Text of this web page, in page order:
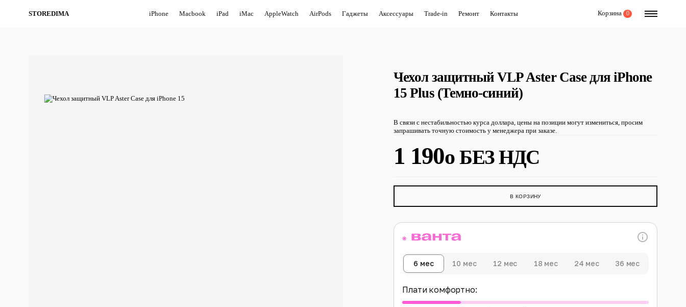
STOREDIMA iPhone Macbook iPad iMac AppleWatch AirPods Гаджеты Аксессуары Trade-in Ремонт Контакты Корзина 0
Чехол защитный VLP Aster Case для iPhone
15 Plus (Темно-синий)
В связи с нестабильностью курса доллара, цены на позиции могут измениться, просим
запрашивать точную стоимость у менеджера при заказе.
1 190o БЕЗ НДС
В КОРЗИНУ
6 мес 10 мес 12 мес 18 мес 24 мес 36 мес
Плати комфортно: